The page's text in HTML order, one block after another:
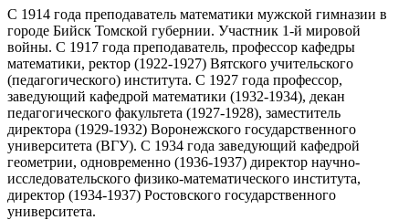
С 1914 года преподаватель математики мужской гимназии в
городе Бийск Томской губернии. Участник 1-й мировой
войны. С 1917 года преподаватель, профессор кафедры
математики, ректор (1922-1927) Вятского учительского
(педагогического) института. С 1927 года профессор,
заведующий кафедрой математики (1932-1934), декан
педагогического факультета (1927-1928), заместитель
директора (1929-1932) Воронежского государственного
университета (ВГУ). С 1934 года заведующий кафедрой
геометрии, одновременно (1936-1937) директор научно-
исследовательского физико-математического института,
директор (1934-1937) Ростовского государственного
университета.